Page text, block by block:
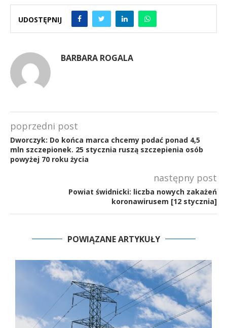
UDOSTĘPNIJ
BARBARA ROGALA
poprzedni post
Dworczyk: Do końca marca chcemy podać ponad 4,5
mln szczepionek. 25 stycznia ruszą szczepienia osób
powyżej 70 roku życia
następny post
Powiat świdnicki: liczba nowych zakażeń
koronawirusem [12 stycznia]
POWIĄZANE ARTYKUŁY